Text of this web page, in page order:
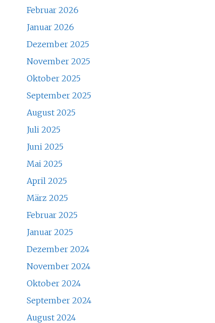
Februar 2026
Januar 2026
Dezember 2025
November 2025
Oktober 2025
September 2025
August 2025
Juli 2025
Juni 2025
Mai 2025
April 2025
März 2025
Februar 2025
Januar 2025
Dezember 2024
November 2024
Oktober 2024
September 2024
August 2024